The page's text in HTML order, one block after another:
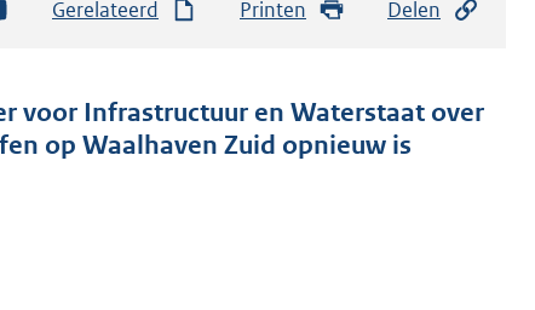
Gerelateerd Printen Delen
voor Infrastructuur en Waterstaat over
op Waalhaven Zuid opnieuw is